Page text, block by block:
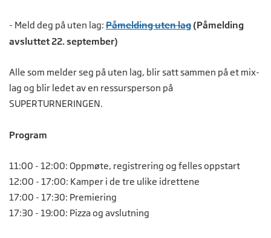
- Meld deg på uten lag: Påmelding uten lag (Påmelding
avsluttet 22. september)
Alle som melder seg på uten lag, blir satt sammen på et mix-
lag og blir ledet av en ressursperson på
SUPERTURNERINGEN.
Program
11:00 - 12:00: Oppmøte, registrering og felles oppstart
12:00 - 17:00: Kamper i de tre ulike idrettene
17:00 - 17:30: Premiering
17:30 - 19:00: Pizza og avslutning